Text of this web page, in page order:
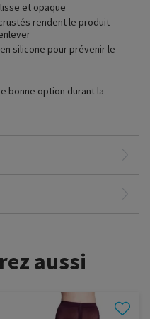
et opaque
rendent le produit
silicone pour prévenir le
bonne option durant la
y compris
et les premiers
les techniques
aussi